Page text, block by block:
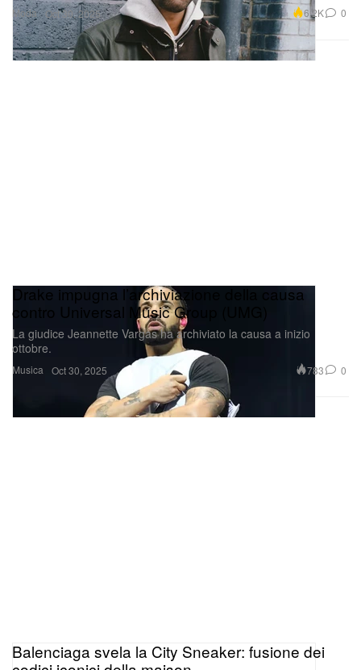
Moda Oct 30, 2025 6.2K 0
Musica
Drake impugna l’archiviazione della causa
contro Universal Music Group (UMG)
La giudice Jeannette Vargas ha archiviato la causa a inizio
ottobre.
Oct 30, 2025 783 0
Balenciaga svela la City Sneaker: fusione dei